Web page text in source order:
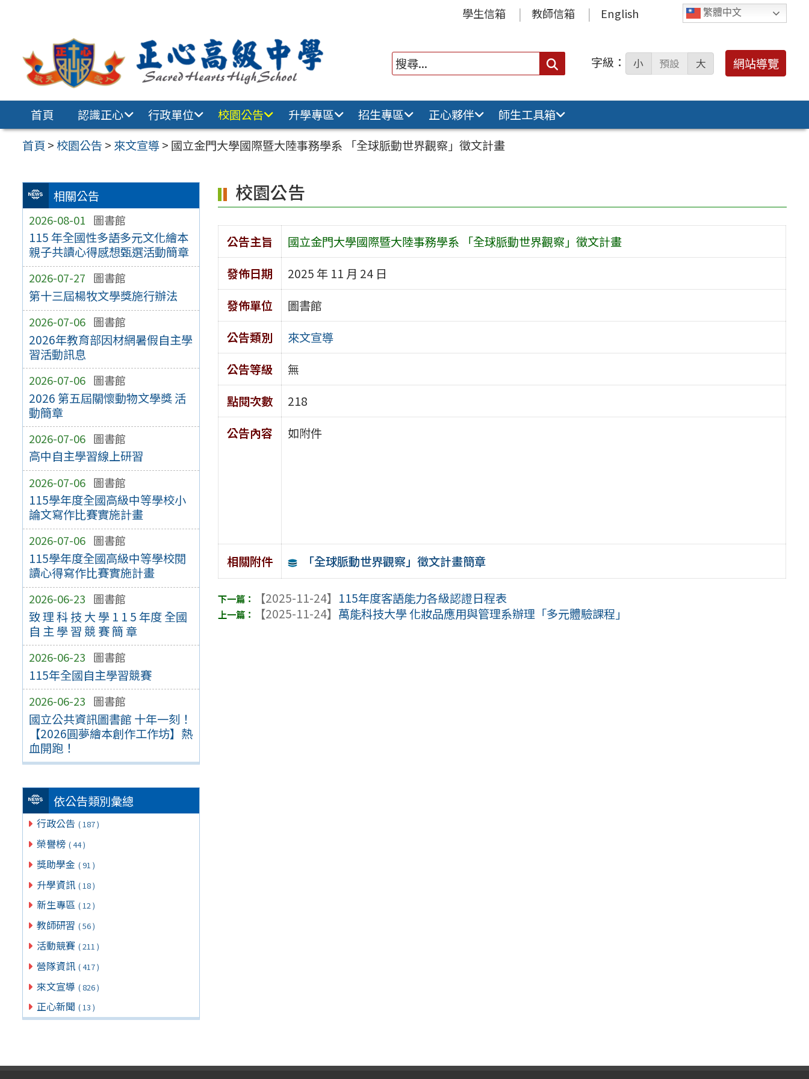
繁體中文
學生信箱 教師信箱 English
搜
字級： 小 預設 大 網站導覽
首頁 認識正心 行政單位 校園公告 升學專區 招生專區 正心夥伴
師生工具箱
首頁 >校園公告 > 來文宣導> 國立金門大學國際暨大陸事務學系 「全球脈動世界觀察」徵文計畫
相關公告
2026-08-01 圖書館
115 年全國性多語多元文化繪本
親子共讀心得感想甄選活動簡章
2026-07-27 圖書館
第十三屆楊牧文學獎施行辦法
2026-07-06 圖書館
2026年教育部因材網暑假自主學
習活動訊息
2026-07-06 圖書館
2026 第五屆關懷動物文學獎 活
動簡章
2026-07-06 圖書館
高中自主學習線上研習
2026-07-06 圖書館
115學年度全國高級中等學校小
論文寫作比賽實施計畫
2026-07-06 圖書館
115學年度全國高級中等學校閱
讀心得寫作比賽實施計畫
2026-06-23 圖書館
致 理 科 技 大 學 1 1 5 年度 全國
自 主 學 習 競 賽 簡 章
2026-06-23 圖書館
115年全國自主學習競賽
2026-06-23 圖書館
國立公共資訊圖書館 十年一刻！
【2026圓夢繪本創作工作坊】熱
血開跑！
依公告類別彙總
行政公告 ( 187 )
榮譽榜 ( 44 )
獎助學金 ( 91 )
升學資訊 ( 18 )
新生專區 ( 12 )
教師研習 ( 56 )
活動競賽 ( 211 )
營隊資訊 ( 417 )
來文宣導 ( 826 )
正心新聞 ( 13 )
校園公告
公告主旨
國立金門大學國際暨大陸事務學系 「全球脈動世界觀察」徵文計畫
發佈日期
2025 年 11 月 24 日
發佈單位
圖書館
公告類別
來文宣導
公告等級
無
點閱次數
218
公告內容
如附件
相關附件 「全球脈動世界觀察」徵文計畫簡章
【2025-11-24】 115年度客語能力各級認證日程表
【2025-11-24】 萬能科技大學 化妝品應用與管理系辦理「多元體驗課程」